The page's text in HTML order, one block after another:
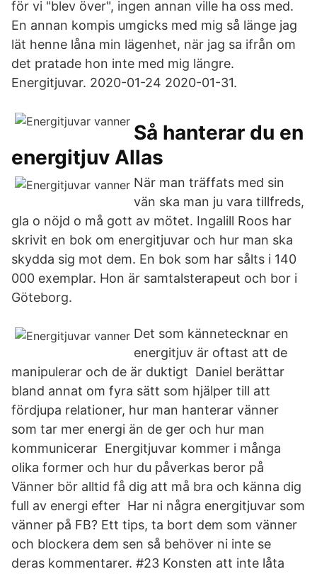
för vi "blev över", ingen annan ville ha oss med.
En annan kompis umgicks med mig så länge jag
lät henne låna min lägenhet, när jag sa ifrån om
det pratade hon inte med mig längre.
Energitjuvar. 2020-01-24 2020-01-31.
Så hanterar du en
energitjuv Allas
När man träffats med sin
vän ska man ju vara tillfreds,
gla o nöjd o må gott av mötet. Ingalill Roos har
skrivit en bok om energitjuvar och hur man ska
skydda sig mot dem. En bok som har sålts i 140
000 exemplar. Hon är samtalsterapeut och bor i
Göteborg.
Det som kännetecknar en
energitjuv är oftast att de
manipulerar och de är duktigt Daniel berättar
bland annat om fyra sätt som hjälper till att
fördjupa relationer, hur man hanterar vänner
som tar mer energi än de ger och hur man
kommunicerar Energitjuvar kommer i många
olika former och hur du påverkas beror på
Vänner bör alltid få dig att må bra och känna dig
full av energi efter Har ni några energitjuvar som
vänner på FB? Ett tips, ta bort dem som vänner
och blockera dem sen så behöver ni inte se
deras kommentarer. #23 Konsten att inte låta